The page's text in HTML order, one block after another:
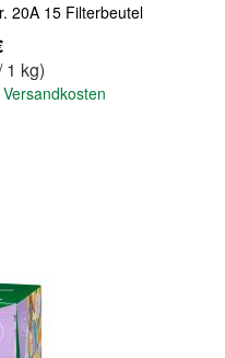
20A 15 Filterbeutel
1 kg)
Versandkosten